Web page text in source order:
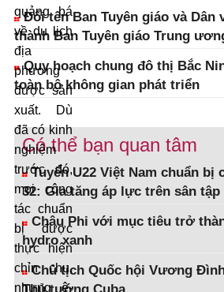
quảng bá
về du lịch
địa
phương
được sản
xuất. Dù
đã có kinh
nghiệm
trước đó,
mọi công
tác chuẩn
bị được
thực hiện
chỉn chu,
nhưng ê-
Đổi tên Ban Tuyên giáo và Dân
thành Ban Tuyên giáo Trung
Quy hoạch chung đô thị Bắc
toàn bộ không gian phát triển
Có thể bạn quan tâm
Tuyển U22 Việt Nam chuẩn bị
32: Gia tăng áp lực trên sân tập
Châu Phi với mục tiêu trở
hydro xanh
Chủ tịch Quốc hội Vương